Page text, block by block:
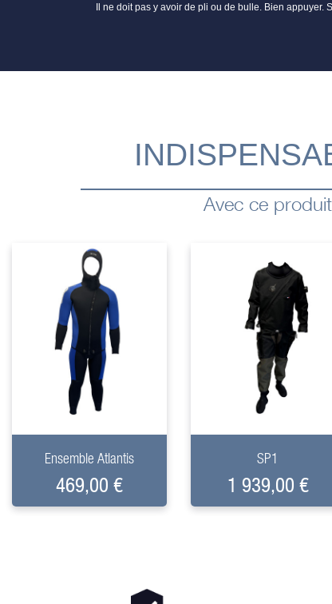
Il ne doit pas y avoir de pli ou de bulle. Bien appuyer.
Avec ce produit
+
Ensemble Atlantis
469,00 €
+
SP1
1 939,00 €